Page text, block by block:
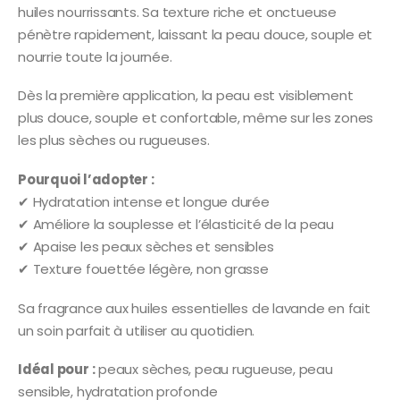
huiles nourrissants. Sa texture riche et onctueuse
pénètre rapidement, laissant la peau douce, souple et
nourrie toute la journée.
Dès la première application, la peau est visiblement
plus douce, souple et confortable, même sur les zones
les plus sèches ou rugueuses.
Pourquoi l’adopter :
✔ Hydratation intense et longue durée
✔ Améliore la souplesse et l’élasticité de la peau
✔ Apaise les peaux sèches et sensibles
✔ Texture fouettée légère, non grasse
Sa fragrance aux huiles essentielles de lavande en fait
un soin parfait à utiliser au quotidien.
Idéal pour :peaux sèches, peau rugueuse, peau
sensible, hydratation profonde